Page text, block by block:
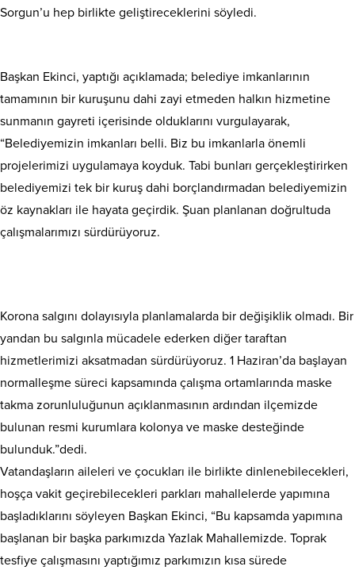
Sorgun’u hep birlikte geliştireceklerini söyledi.
Başkan Ekinci, yaptığı açıklamada; belediye imkanlarının
tamamının bir kuruşunu dahi zayi etmeden halkın hizmetine
sunmanın gayreti içerisinde olduklarını vurgulayarak,
“Belediyemizin imkanları belli. Biz bu imkanlarla önemli
projelerimizi uygulamaya koyduk. Tabi bunları gerçekleştirirken
belediyemizi tek bir kuruş dahi borçlandırmadan belediyemizin
öz kaynakları ile hayata geçirdik. Şuan planlanan doğrultuda
çalışmalarımızı sürdürüyoruz.
Korona salgını dolayısıyla planlamalarda bir değişiklik olmadı. Bir
yandan bu salgınla mücadele ederken diğer taraftan
hizmetlerimizi aksatmadan sürdürüyoruz. 1 Haziran’da başlayan
normalleşme süreci kapsamında çalışma ortamlarında maske
takma zorunluluğunun açıklanmasının ardından ilçemizde
bulunan resmi kurumlara kolonya ve maske desteğinde
bulunduk.”dedi.
Vatandaşların aileleri ve çocukları ile birlikte dinlenebilecekleri,
hoşça vakit geçirebilecekleri parkları mahallelerde yapımına
başladıklarını söyleyen Başkan Ekinci, “Bu kapsamda yapımına
başlanan bir başka parkımızda Yazlak Mahallemizde. Toprak
tesfiye çalışmasını yaptığımız parkımızın kısa sürede